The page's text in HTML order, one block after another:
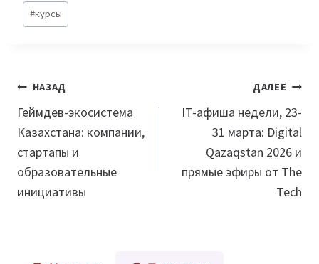
Метки
записи:
#курсы
Навигация
по
записям
НАЗАД
Геймдев-экосистема
Казахстана: компании,
стартапы и
образовательные
инициативы
ДАЛЕЕ
IT-афиша недели, 23-
31 марта: Digital
Qazaqstan 2026 и
прямые эфиры от The
Tech